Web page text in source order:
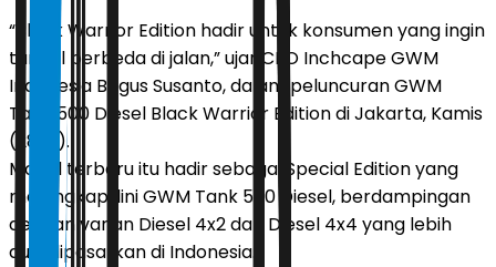
“Black Warrior Edition hadir untuk konsumen yang ingin
tampil berbeda di jalan,” ujar CEO Inchcape GWM
Indonesia Bagus Susanto, dalam peluncuran GWM
Tank 500 Diesel Black Warrior Edition di Jakarta, Kamis
(28/5).
Model terbaru itu hadir sebagai Special Edition yang
melengkapi lini GWM Tank 500 Diesel, berdampingan
dengan varian Diesel 4x2 dan Diesel 4x4 yang lebih
dulu dipasarkan di Indonesia.